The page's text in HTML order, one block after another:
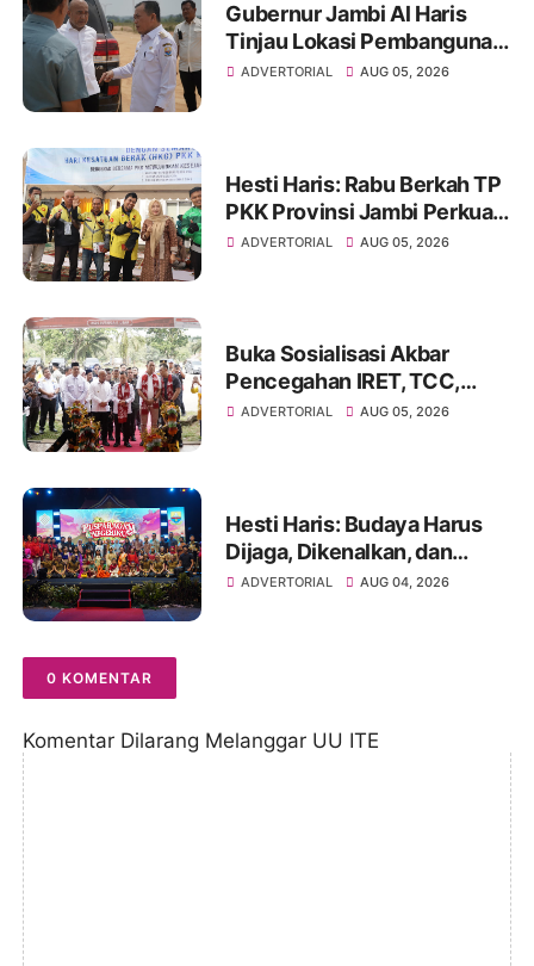
Gubernur Jambi Al Haris
Tinjau Lokasi Pembangunan
Sekolah Rakyat dan Lokasi
ADVERTORIAL AUG 05, 2026
Hesti Haris: Rabu Berkah TP
PKK Provinsi Jambi Perkuat
Literasi Keuangan dan
ADVERTORIAL AUG 05, 2026
Buka Sosialisasi Akbar
Pencegahan IRET, TCC,
Perundungan, dan Bahaya
ADVERTORIAL AUG 05, 2026
Hesti Haris: Budaya Harus
Dijaga, Dikenalkan, dan
Diwariskan
ADVERTORIAL AUG 04, 2026
0 KOMENTAR
Komentar Dilarang Melanggar UU ITE